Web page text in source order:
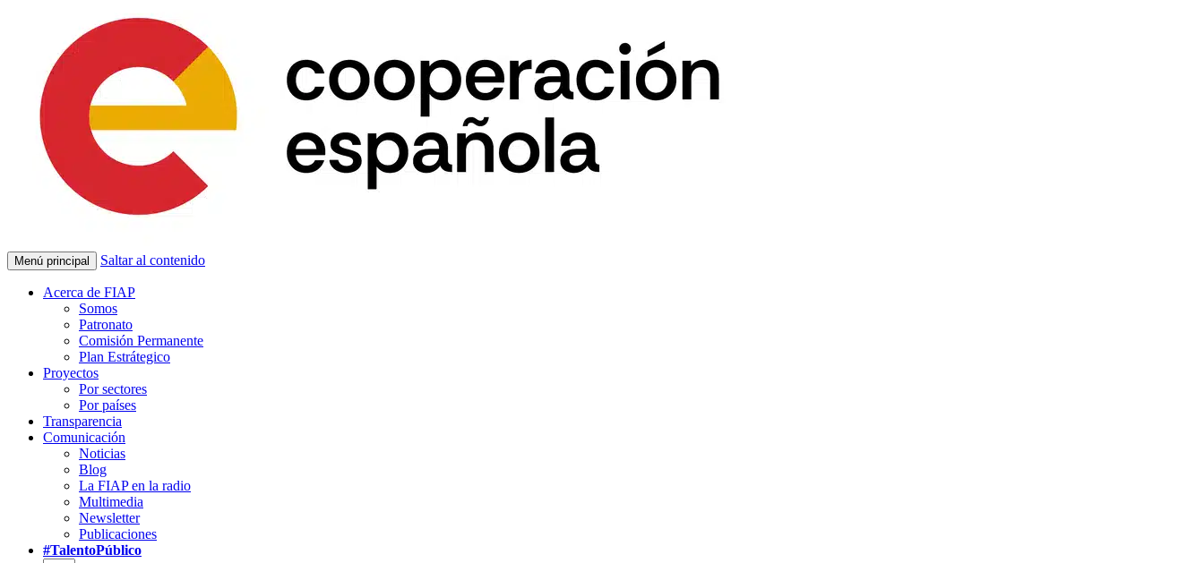
Menú principal Saltar al contenido
Acerca de FIAP
Somos
Patronato
Comisión Permanente
Plan Estrátegico
Proyectos
Por sectores
Por países
Transparencia
Comunicación
Noticias
Blog
La FIAP en la radio
Multimedia
Newsletter
Publicaciones
#TalentoPúblico